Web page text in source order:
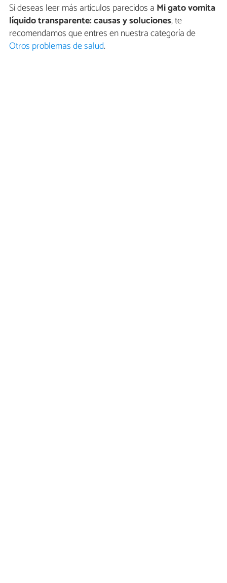
Si deseas leer más artículos parecidos a Mi gato vomita
líquido transparente: causas y soluciones, te
recomendamos que entres en nuestra categoría de
Otros problemas de salud.